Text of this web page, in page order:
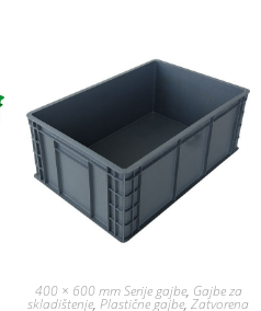
400 × 600 mm Serije gajbe, Gajbe za
skladištenje, Plastične gajbe,Zatvorena